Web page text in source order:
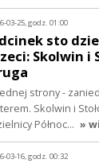
03-25, godz. 01:00
sto
Skolwin i
strony -
Skolwin i
Północ… »
03-16, godz. 00:32